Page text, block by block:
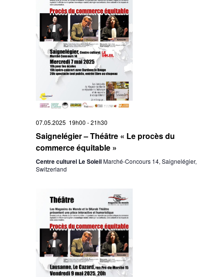
07.05.2025 19h00 -21h30
Saignelégier – Théâtre « Le procès du
commerce équitable »
Centre culturel Le SoleilMarché-Concours 14, Saignelégier,
Switzerland